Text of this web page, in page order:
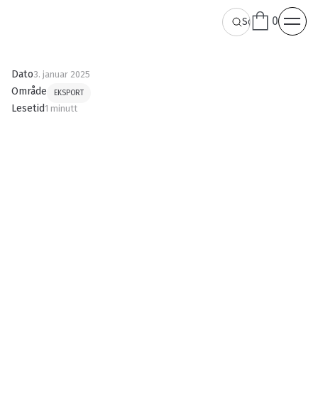
0
Dato3. januar 2025
Område EKSPORT
Lesetid1 minutt